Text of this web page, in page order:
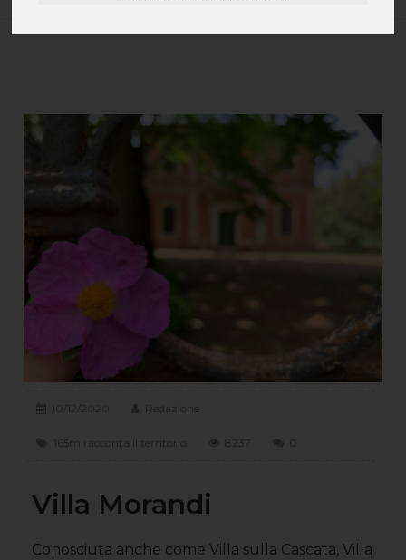
Villa Morandi
Conosciuta anche come Villa sulla Cascata, Villa